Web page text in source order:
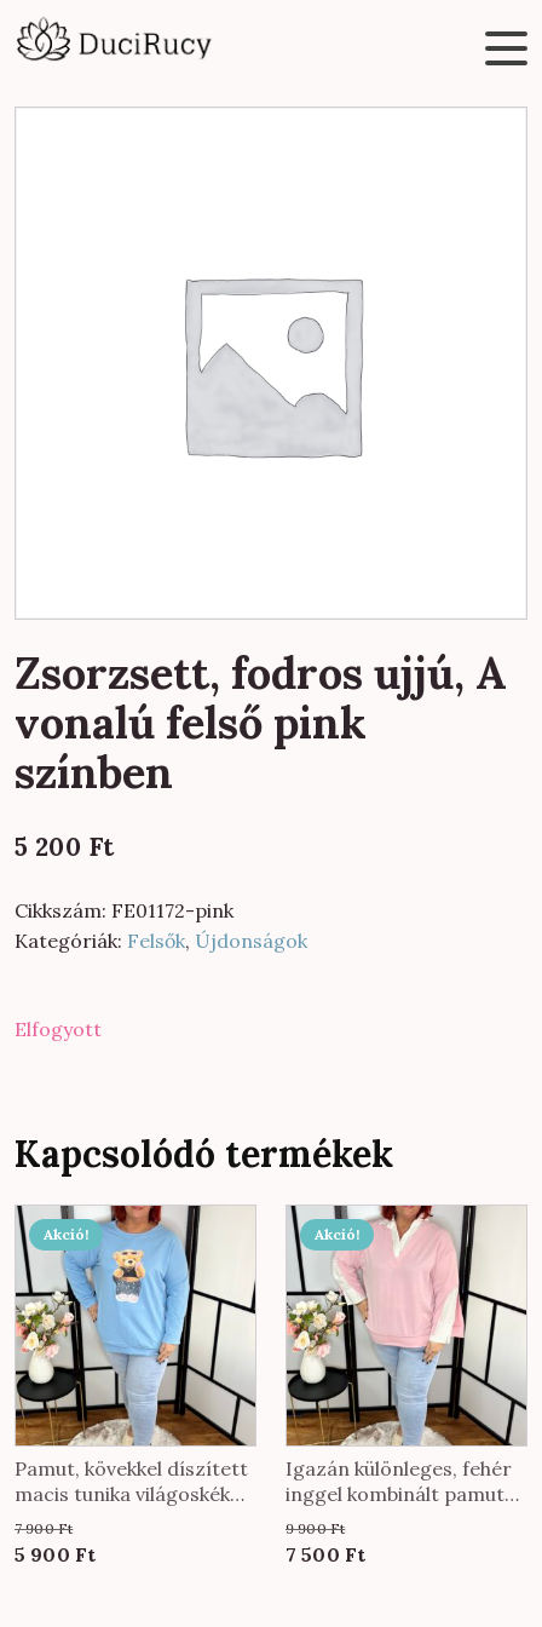
Zsorzsett, fodros ujjú, A
vonalú felső pink
színben
5 200 Ft
Cikkszám: FE01172-pink
Kategóriák: Felsők, Újdonságok
Elfogyott
Kapcsolódó termékek
Akció!
Pamut, kövekkel díszített
macis tunika világoskék
színben
7 900Ft
Original
5 900 FtCurrent
Akció!
Igazán különleges, fehér
inggel kombinált pamut
felső púder színben
9 900Ft
Original
7 500 FtCurrent